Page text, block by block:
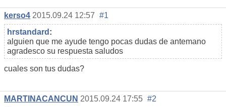
kerso4 2015.09.24 12:57 #1
hrstandard :
alguien que me ayude tengo pocas dudas de antemano
agradesco su respuesta saludos
cuales son tus dudas?
MARTINACANCUN 2015.09.24 17:55 #2